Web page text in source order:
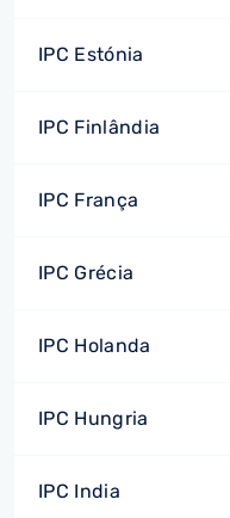
IPC Estónia
IPC Finlândia
IPC França
IPC Grécia
IPC Holanda
IPC Hungria
IPC India